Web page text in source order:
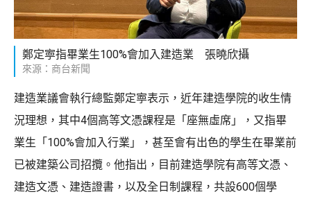
鄭定寕指畢業生100%會加入建造業 張曉欣攝
來源：商台新聞
建造業議會執行總監鄭定寕表示，近年建造學院的收生情
況理想，其中4個高等文憑課程是「座無虛席」，又指畢
業生「100%會加入行業」，甚至會有出色的學生在畢業前
已被建築公司招攬。他指出，目前建造學院有高等文憑、
建造文憑、建造證書，以及全日制課程，共設600個學